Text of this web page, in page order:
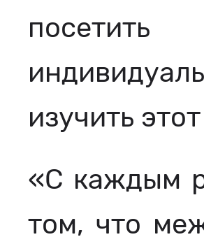
изучить
«С каждым
том, что